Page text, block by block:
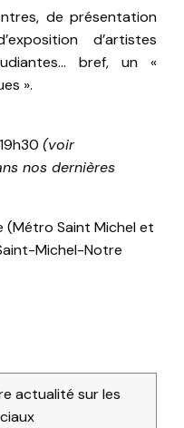
de présentation
d’artistes
bref, un «
».
(voir
nos dernières
(Métro Saint Michel et
Michel-Notre
actualité sur les